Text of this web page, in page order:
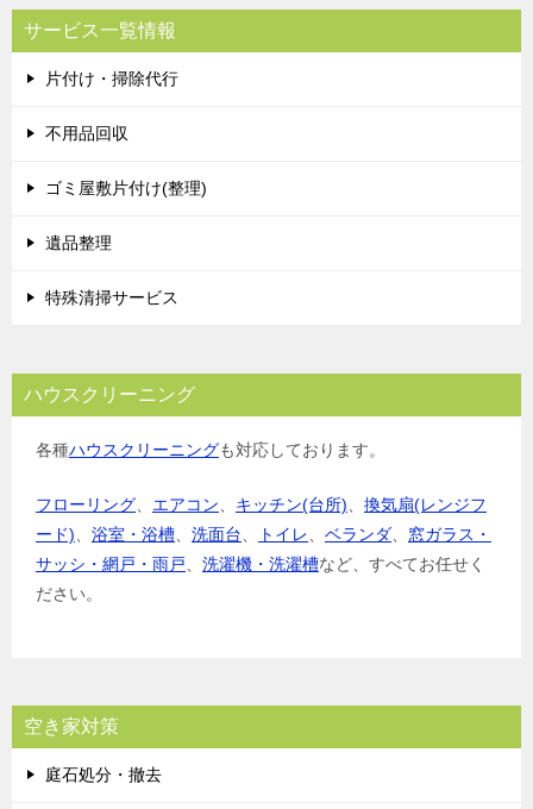
サービス一覧情報
片付け・掃除代行
不用品回収
ゴミ屋敷片付け(整理)
遺品整理
特殊清掃サービス
ハウスクリーニング
各種ハウスクリーニングも対応しております。
フローリング、 エアコン、 キッチン(台所)、 換気扇(レンジフ
ード)、 浴室・浴槽、 洗面台、 トイレ、 ベランダ、 窓ガラス・
サッシ・網戸・雨戸、 洗濯機・洗濯槽など、すべてお任せく
ださい。
空き家対策
庭石処分・撤去